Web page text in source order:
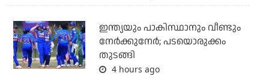
ഇന്ത്യയും പാകിസ്ഥാനും വീണ്ടും
നേര്‍ക്കുനേര്‍; പടയൊരുക്കം
തുടങ്ങി
4 hours ago